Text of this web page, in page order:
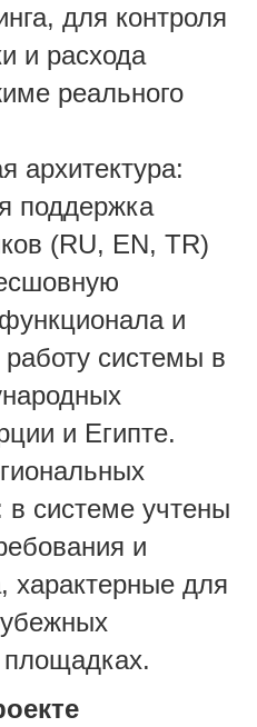
для контроля
и расхода
реального
архитектура:
поддержка
(RU, EN, TR)
и
системы в
и Египте.
в системе учтены
и
характерные для
площадках.